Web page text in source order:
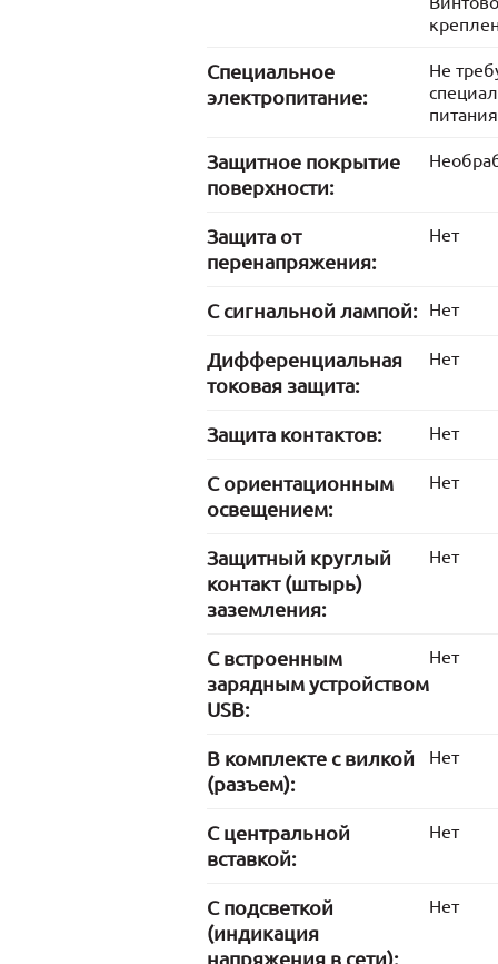
Cпециальное
электропитание:
Не
питания
Защитное покрытие
поверхности:
Защита от
перенапряжения:
Нет
С сигнальной лампой: Нет
Дифференциальная
токовая защита:
Нет
Защита контактов: Нет
С ориентационным
освещением:
Нет
Защитный круглый
контакт (штырь)
заземления:
Нет
С встроенным
зарядным устройством
USB:
Нет
В комплекте с вилкой
(разъем):
Нет
С центральной
вставкой:
Нет
С подсветкой
(индикация
напряжения в сети):
Нет